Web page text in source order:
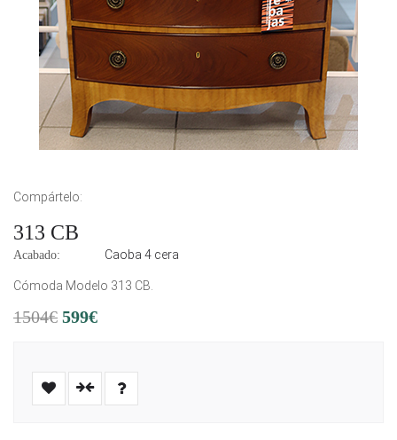
Compártelo:
313 CB
Acabado: Caoba 4 cera
Cómoda Modelo 313 CB.
1504€ 599€